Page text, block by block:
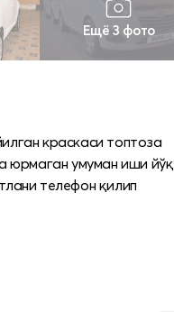
Ещё 3 фото
краскаси топтоза
юрмаган умуман иши йўқ
телефон қилип